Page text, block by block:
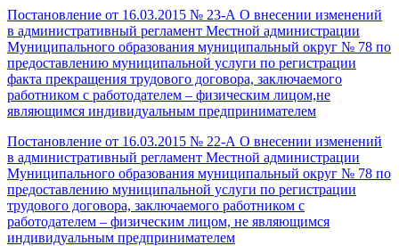
Постановление от 16.03.2015 № 23-А О внесении изменений
в административный регламент Местной администрации
Муниципального образования муниципальный округ № 78 по
предоставлению муниципальной услуги по регистрации
факта прекращения трудового договора, заключаемого
работником с работодателем – физическим лицом,не
являющимся индивидуальным предпринимателем
Постановление от 16.03.2015 № 22-А О внесении изменений
в административный регламент Местной администрации
Муниципального образования муниципальный округ № 78 по
предоставлению муниципальной услуги по регистрации
трудового договора, заключаемого работником с
работодателем – физическим лицом, не являющимся
индивидуальным предпринимателем